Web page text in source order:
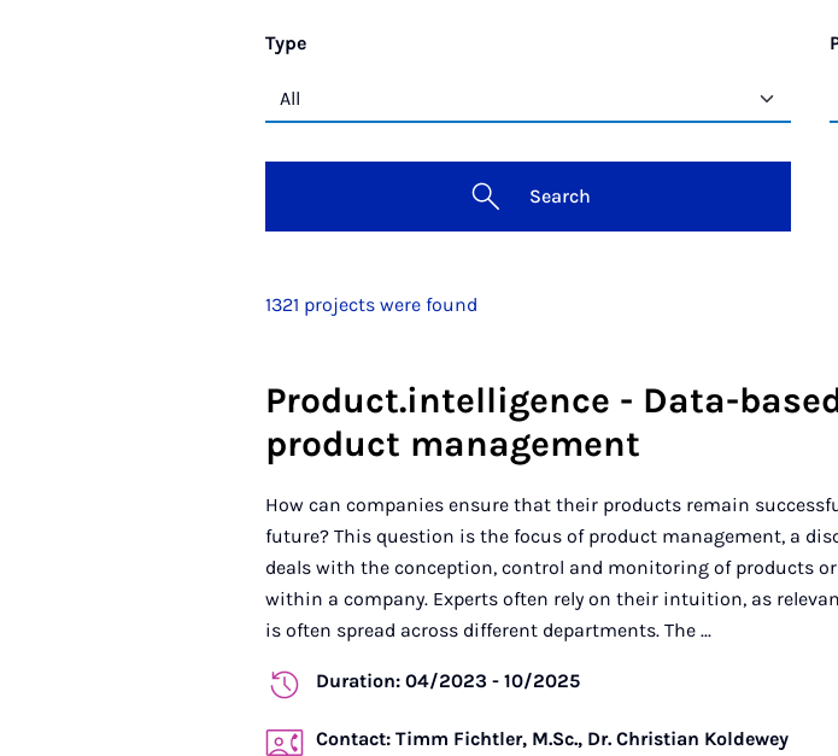
Type
Search
1321 projects were found
Product.intelligence - Data-
product management
How can companies ensure that their products remain
future? This question is the focus of product management, a
deals with the conception, control and monitoring of products
within a company. Experts often rely on their intuition, as
is often spread across different departments. The ...
Duration: 04/2023 - 10/2025
Contact: Timm Fichtler, M.Sc., Dr. Christian Koldewey